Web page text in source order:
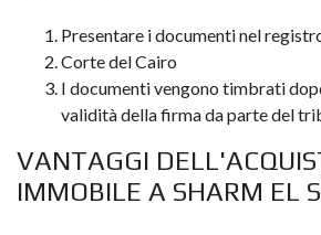
Presentare i documenti nel
Corte del Cairo
I documenti vengono timbrati
validità della firma da parte del
VANTAGGI
IMMOBILE A SHARM EL